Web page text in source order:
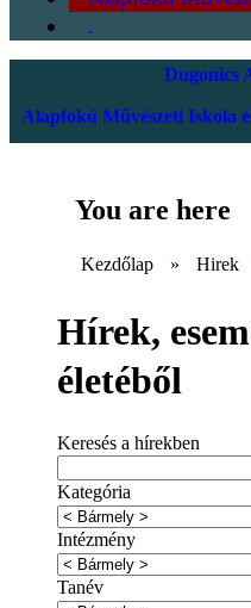
.
Dugonics
Alapfokú Művészeti Iskola
You are here
Kezdőlap » Hirek
Hírek,
életéből
Keresés a hírekben
Kategória
Intézmény
Tanév